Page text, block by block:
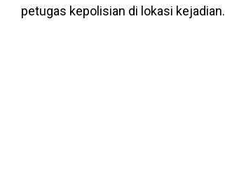
petugas kepolisian di lokasi kejadian.